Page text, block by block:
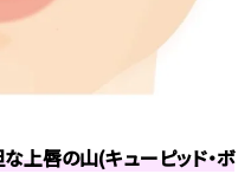
上唇の山(キューピッド・ボ